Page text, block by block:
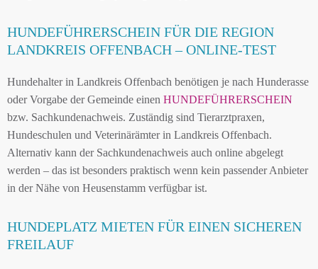
HUNDEFÜHRERSCHEIN FÜR DIE REGION
LANDKREIS OFFENBACH – ONLINE-TEST
Hundehalter in Landkreis Offenbach benötigen je nach Hunderasse
oder Vorgabe der Gemeinde einen HUNDEFÜHRERSCHEIN
bzw. Sachkundenachweis. Zuständig sind Tierarztpraxen,
Hundeschulen und Veterinärämter in Landkreis Offenbach.
Alternativ kann der Sachkundenachweis auch online abgelegt
werden – das ist besonders praktisch wenn kein passender Anbieter
in der Nähe von Heusenstamm verfügbar ist.
HUNDEPLATZ MIETEN FÜR EINEN SICHEREN
FREILAUF